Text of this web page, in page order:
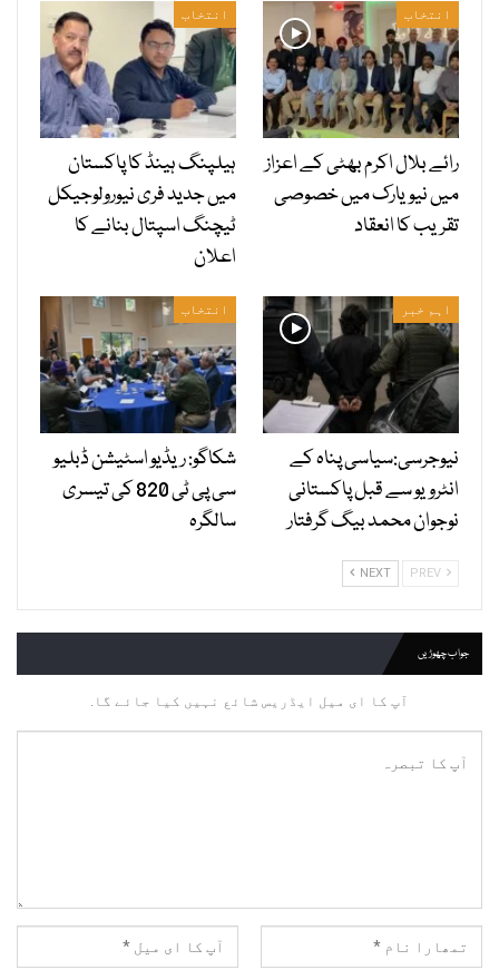
انتخاب
رائے بلال اکرم بھٹی کے اعزاز
میں نیویارک میں خصوصی
تقریب کا انعقاد
انتخاب
ہیلپنگ ہینڈ کا پاکستان
میں جدید فری نیورولوجیکل
ٹیچنگ اسپتال بنانے کا
اعلان
اہم خبر
نیوجرسی:سیاسی پناہ کے
انٹرویو سے قبل پاکستانی
نوجوان محمد بیگ گرفتار
انتخاب
شکاگو: ریڈیو اسٹیشن ڈبلیو
سی پی ٹی 820 کی تیسری
سالگرہ
NEXT
جواب چھوڑیں
آپ کا ای میل ایڈریس شائع نہیں کیا جائے گا.